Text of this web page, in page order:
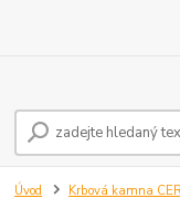
Úvod Krbová kamna